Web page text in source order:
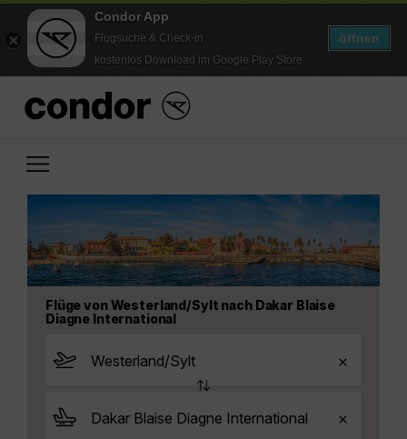
Condor App
Flugsuche & Check-in
kostenlos Download im Google Play Store
öffnen
Flüge von Westerland/Sylt nach Dakar Blaise
Diagne International